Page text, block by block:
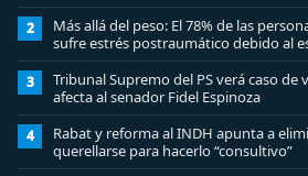
2
Más allá del peso: El 78% de las
sufre estrés postraumático debido al
3
Tribunal Supremo del PS verá caso
afecta al senador Fidel Espinoza
4
Rabat y reforma al INDH apunta a
querellarse para hacerlo “consultivo”